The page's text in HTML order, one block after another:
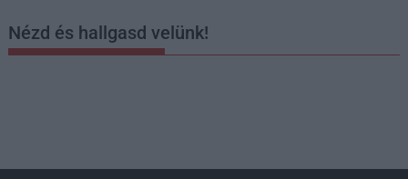
Nézd és hallgasd velünk!